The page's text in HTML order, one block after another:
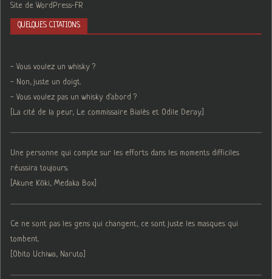
Site de WordPress-FR
QUELQUES CITATIONS
- Vous voulez un whisky ?
- Non, juste un doigt.
- Vous voulez pas un whisky d'abord ?
[La cité de la peur, Le commissaire Bialès et Odile Deray.]
Une personne qui compte sur les efforts dans les moments difficiles
réussira toujours.
[Akune Kōki, Medaka Box]
Ce ne sont pas les gens qui changent, ce sont juste les masques qui
tombent.
[Obito Uchiwa, Naruto]